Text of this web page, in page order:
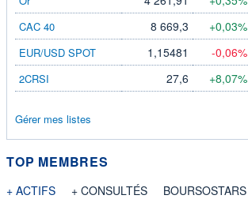
fournie par
fournie par
fournie par
CAC 40 8 669,3 +0,03%
EUR/USD SPOT 1,15481 -0,06%
2CRSI 27,6 +8,07%
Gérer mes listes
TOP MEMBRES
+ ACTIFS + CONSULTÉS BOURSOSTARS